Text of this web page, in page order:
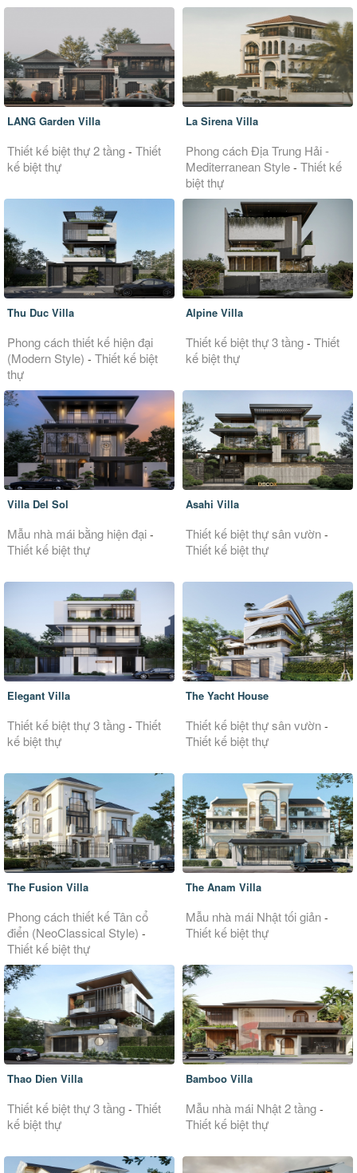
LANG Garden Villa
Thiết kế biệt thự 2 tầng - Thiết
kế biệt thự
La Sirena Villa
Phong cách Địa Trung Hải -
Mediterranean Style - Thiết kế
biệt thự
Thu Duc Villa
Phong cách thiết kế hiện đại
(Modern Style) - Thiết kế biệt
thự
Alpine Villa
Thiết kế biệt thự 3 tầng - Thiết
kế biệt thự
Villa Del Sol
Mẫu nhà mái bằng hiện đại -
Thiết kế biệt thự
Asahi Villa
Thiết kế biệt thự sân vườn -
Thiết kế biệt thự
Elegant Villa
Thiết kế biệt thự 3 tầng - Thiết
kế biệt thự
The Yacht House
Thiết kế biệt thự sân vườn -
Thiết kế biệt thự
The Fusion Villa
Phong cách thiết kế Tân cổ
điển (NeoClassical Style) -
Thiết kế biệt thự
The Anam Villa
Mẫu nhà mái Nhật tối giản -
Thiết kế biệt thự
Thao Dien Villa
Thiết kế biệt thự 3 tầng - Thiết
kế biệt thự
Bamboo Villa
Mẫu nhà mái Nhật 2 tầng -
Thiết kế biệt thự